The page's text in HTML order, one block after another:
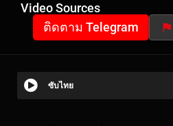
Video Sources
ติดตาม Telegram
ซับไทย